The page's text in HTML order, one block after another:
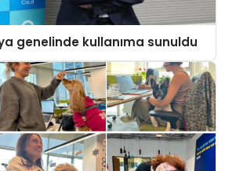
genelinde kullanıma sunuldu